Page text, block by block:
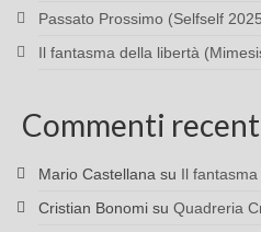
Passato Prossimo (Selfself
Il fantasma della libertà
Commenti
Mario Castellana su Il
Cristian Bonomi su Quadreria